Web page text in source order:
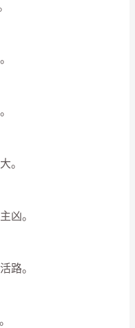
。
凶。
路。